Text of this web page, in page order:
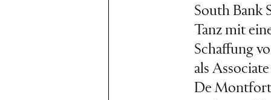
South Bank
Tanz mit
Schaffung
als
De